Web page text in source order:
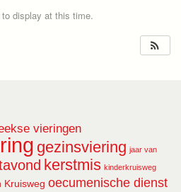
display at this time.
vieringen
gezinsviering jaar van
kerstmis kinderkruisweg
Kruisweg oecumenische dienst